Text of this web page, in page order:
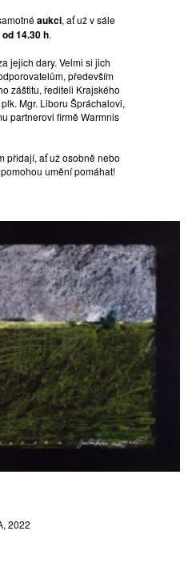
aukci, ať už v sále
14.30 h.
jejich dary. Velmi si jich
především
záštitu, řediteli Krajského
Mgr. Liboru Špráchalovi,
partnerovi firmě Warmnis
přidají, ať už osobně nebo
umění pomáhat!
2022